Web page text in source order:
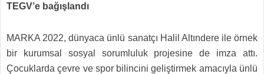
TEGV’e bağışlandı
MARKA 2022, dünyaca ünlü sanatçı Halil Altındere ile örnek
bir kurumsal sosyal sorumluluk projesine de imza attı.
Çocuklarda çevre ve spor bilincini geliştirmek amacıyla ünlü